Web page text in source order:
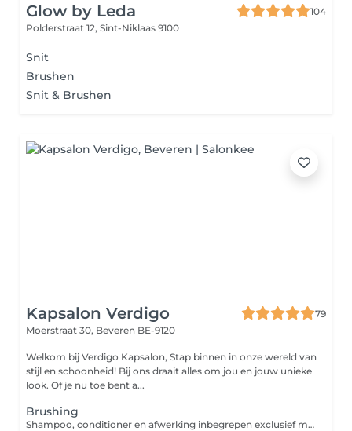
Glow by Leda
104
Polderstraat 12, Sint-Niklaas 9100
Snit
Brushen
Snit & Brushen
Kapsalon Verdigo
79
Moerstraat 30, Beveren BE-9120
Welkom bij Verdigo Kapsalon, Stap binnen in onze wereld van
stijl en schoonheid! Bij ons draait alles om jou en jouw unieke
look. Of je nu toe bent a...
Brushing
Shampoo, conditioner en afwerking inbegrepen exclusief masker (3 euro) of afwerking met stijltang of krultang (7 euro)